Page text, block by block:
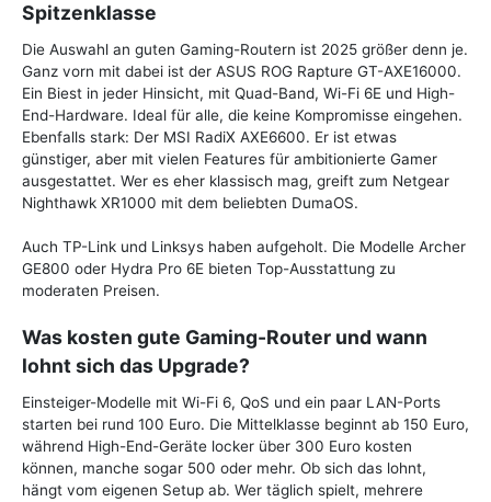
Spitzenklasse
Die Auswahl an guten Gaming-Routern ist 2025 größer denn je.
Ganz vorn mit dabei ist der ASUS ROG Rapture GT-AXE16000.
Ein Biest in jeder Hinsicht, mit Quad-Band, Wi-Fi 6E und High-
End-Hardware. Ideal für alle, die keine Kompromisse eingehen.
Ebenfalls stark: Der MSI RadiX AXE6600. Er ist etwas
günstiger, aber mit vielen Features für ambitionierte Gamer
ausgestattet. Wer es eher klassisch mag, greift zum Netgear
Nighthawk XR1000 mit dem beliebten DumaOS.
Auch TP-Link und Linksys haben aufgeholt. Die Modelle Archer
GE800 oder Hydra Pro 6E bieten Top-Ausstattung zu
moderaten Preisen.
Was kosten gute Gaming-Router und wann
lohnt sich das Upgrade?
Einsteiger-Modelle mit Wi-Fi 6, QoS und ein paar LAN-Ports
starten bei rund 100 Euro. Die Mittelklasse beginnt ab 150 Euro,
während High-End-Geräte locker über 300 Euro kosten
können, manche sogar 500 oder mehr. Ob sich das lohnt,
hängt vom eigenen Setup ab. Wer täglich spielt, mehrere